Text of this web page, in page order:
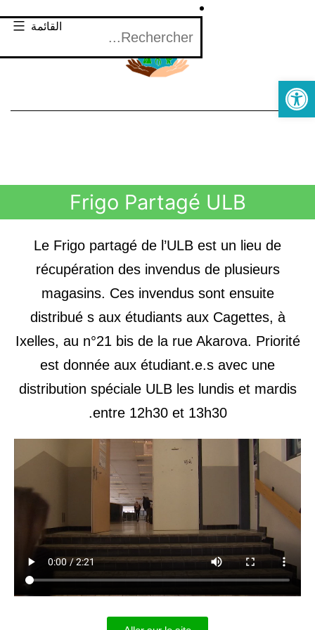
Open toolbar
القائمة
Frigo Partagé ULB
Le Frigo partagé de l’ULB est un lieu de
récupération des invendus de plusieurs
magasins. Ces invendus sont ensuite
distribué s aux étudiants aux Cagettes, à
Ixelles, au n°21 bis de la rue Akarova. Priorité
est donnée aux étudiant.e.s avec une
distribution spéciale ULB les lundis et mardis
entre 12h30 et 13h30.